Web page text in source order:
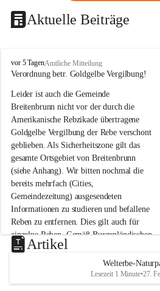
Aktuelle Beiträge
B
r
i
t
e
n
b
r
u
n
n
a
m
N
e
u
s
d
vor 5 TagenAmtliche Mitteilung
Verordnung betr. Goldgelbe Vergilbung!
Leider ist auch die Gemeinde
Breitenbrunn nicht vor der durch die
Amerikanische Rebzikade übertragene
Goldgelbe Vergilbung der Rebe verschont
geblieben. Als Sicherheitszone gilt das
gesamte Ortsgebiet von Breitenbrunn
(siehe Anhang). Wir bitten nochmal die
bereits mehrfach (Cities,
Gemeindezeitung) ausgesendeten
Informationen zu studieren und befallene
Reben zu entfernen. Dies gilt auch für
einzelne Reben. Gemäß Burgenländischen
Weinbaugesetz sind nicht gepflegte oder
unzulässige Weingärten zu roden! Bitte
helfen wir zusammen um unsere Winzer
vor den prognostizierten Ernteausfällen
Artikel
Welterbe-
Lesezeit 1 Minute•27.